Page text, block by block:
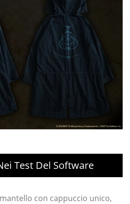
Test Del Software
con cappuccio unico,